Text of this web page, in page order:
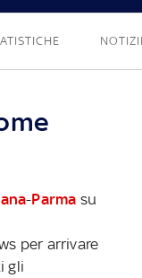
-Parma su
per arrivare
gli